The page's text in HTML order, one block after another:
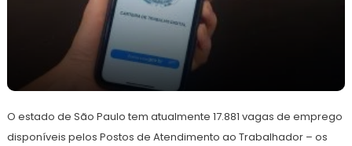
8
abril
de
Redação
O estado de São Paulo tem atualmente 17.881 vagas de emprego
disponíveis pelos Postos de Atendimento ao Trabalhador – os